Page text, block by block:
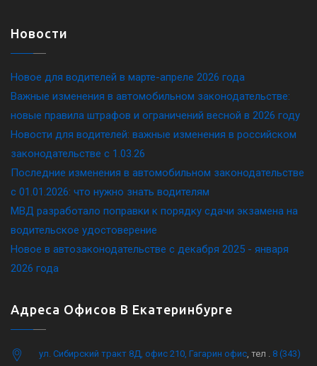
Новости
Новое для водителей в марте-апреле 2026 года
Важные изменения в автомобильном законодательстве:
новые правила штрафов и ограничений весной в 2026 году
Новости для водителей: важные изменения в российском
законодательстве c 1.03.26
Последние изменения в автомобильном законодательстве
c 01.01.2026: что нужно знать водителям
МВД разработало поправки к порядку сдачи экзамена на
водительское удостоверение
Новое в автозаконодательстве с декабря 2025 - января
2026 года
Адреса Офисов В Екатеринбурге
ул. Сибирский тракт 8Д, офис 210, Гагарин офис , тел . 8 (343)